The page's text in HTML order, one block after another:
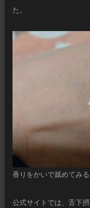
た。
香りをかいで舐めてみ
公式サイトでは、舌下